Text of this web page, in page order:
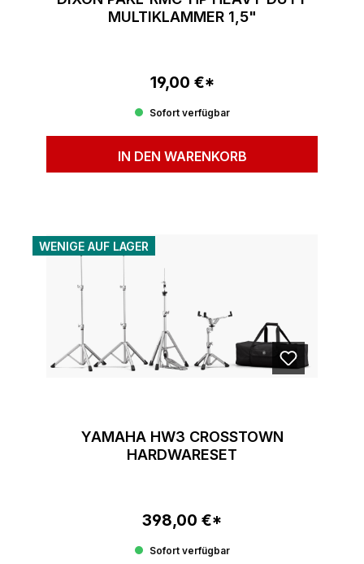
MULTIKLAMMER 1,5"
Regulärer Preis:
19,00 €*
Sofort verfügbar
IN DEN WARENKORB
WENIGE AUF LAGER
YAMAHA HW3 CROSSTOWN
HARDWARESET
Regulärer Preis:
398,00 €*
Sofort verfügbar